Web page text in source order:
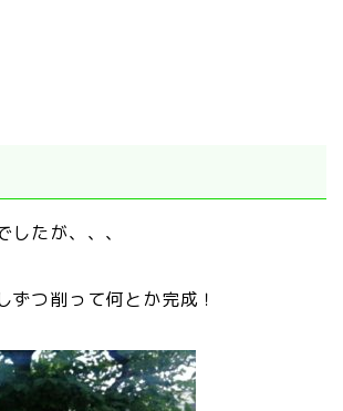
したが、、、
ずつ削って何とか完成！